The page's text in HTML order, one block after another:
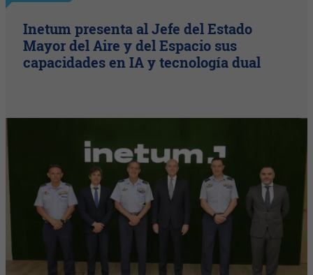
Inetum presenta al Jefe del Estado
Mayor del Aire y del Espacio sus
capacidades en IA y tecnología dual